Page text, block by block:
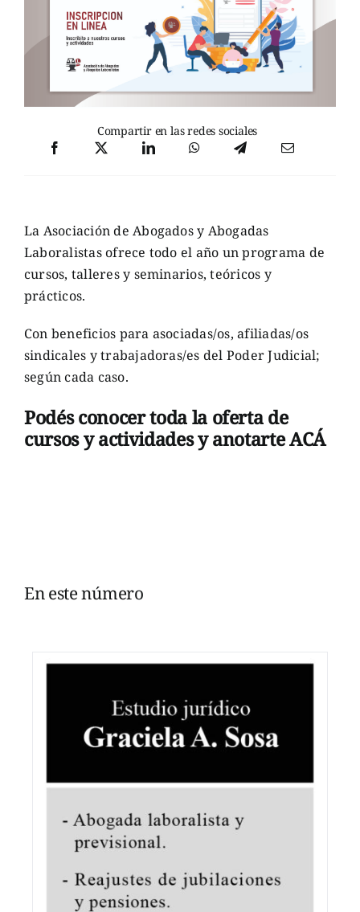
Compartir en las redes sociales
La Asociación de Abogados y Abogadas
Laboralistas ofrece todo el año un programa de
cursos, talleres y seminarios, teóricos y
prácticos.
Con beneficios para asociadas/os, afiliadas/os
sindicales y trabajadoras/es del Poder Judicial;
según cada caso.
Podés conocer toda la oferta de
cursos y actividades y anotarteACÁ
En este número